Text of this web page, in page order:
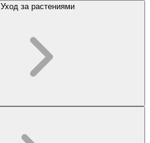
Уход за растениями